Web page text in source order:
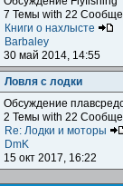
7 Темы with 22
Книги о нахлысте
Barbaley
30 май 2014, 14:55
Ловля с лодки
Обсуждение
2 Темы with 22
Re: Лодки и моторы
DmK
15 окт 2017, 16:22